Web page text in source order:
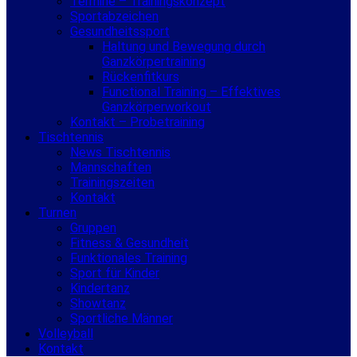
Sportabzeichen
Gesundheitssport
Haltung und Bewegung durch
Ganzkörpertraining
Rückenfitkurs
Functional Training – Effektives
Ganzkörperworkout
Kontakt – Probetraining
Tischtennis
News Tischtennis
Mannschaften
Trainingszeiten
Kontakt
Turnen
Gruppen
Fitness & Gesundheit
Funktionales Training
Sport für Kinder
Kindertanz
Showtanz
Sportliche Männer
Volleyball
Kontakt